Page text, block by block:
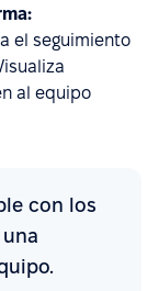
el seguimiento
al equipo
con los